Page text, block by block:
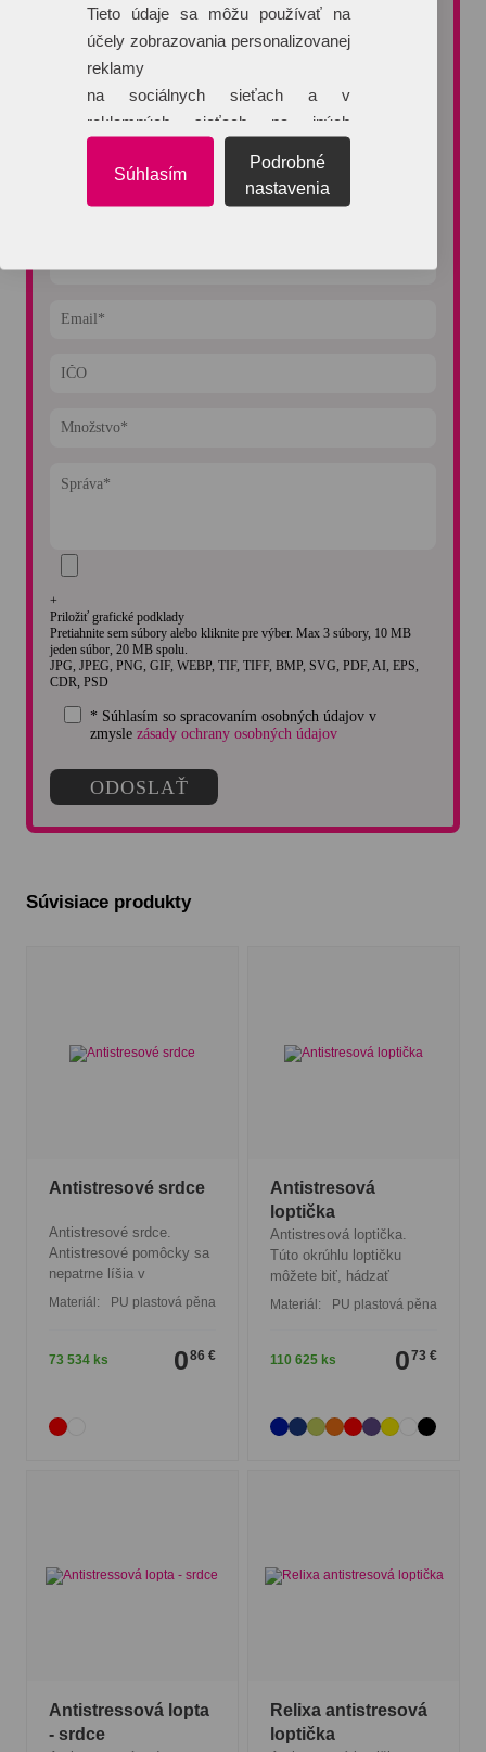
do 60 minút.
+
Priložiť grafické podklady
Pretiahnite sem súbory alebo kliknite pre výber. Max 3 súbory, 10 MB
jeden súbor, 20 MB spolu.
JPG, JPEG, PNG, GIF, WEBP, TIF, TIFF, BMP, SVG, PDF, AI, EPS,
CDR, PSD
* Súhlasím so spracovaním osobných údajov v
zmysle zásady ochrany osobných údajov
Súvisiace produkty
Antistresové srdce
Antistresové srdce.
Antistresové pomôcky sa
nepatrne líšia v
Materiál: PU plastová pěna
73 534 ks 0 86 €
Antistresová
loptička
Antistresová loptička.
Túto okrúhlu loptičku
môžete biť, hádzať
Materiál: PU plastová pěna
110 625 ks 0 73 €
Antistressová lopta
- srdce
Relixa antistresová
loptička
Tieto údaje sa môžu používať na
účely zobrazovania personalizovanej
reklamy
na sociálnych sieťach a v
reklamných sieťach na iných
Súhlasím
Podrobné
nastavenia